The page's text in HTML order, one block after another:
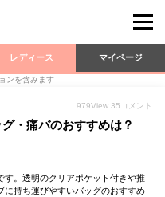
レディース マイページ
ンを含みます
979View 35 コメント
・痛バのおすすめは？
す。透明のクリアポケット付きや推
に持ち運びやすいバッグのおすすめ